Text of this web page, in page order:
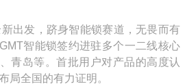
出发，跻身智能锁赛道，无畏而有
智能锁签约进驻多个一二线核心
青岛等。首批用户对产品的高度认
局全国的有力证明。